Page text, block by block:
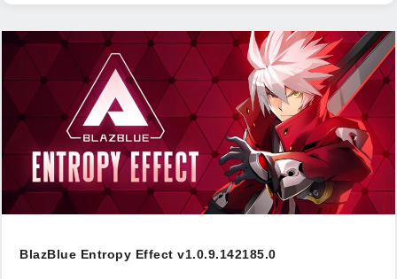
BlazBlue Entropy Effect v1.0.9.142185.0